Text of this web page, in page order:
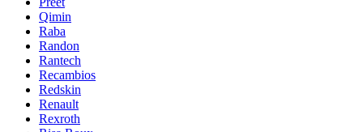
Qimin
Raba
Randon
Rantech
Recambios
Redskin
Renault
Rexroth